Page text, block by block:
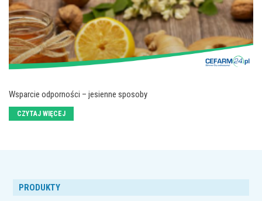
Wsparcie odporności – jesienne sposoby
CZYTAJ WIĘCEJ
PRODUKTY